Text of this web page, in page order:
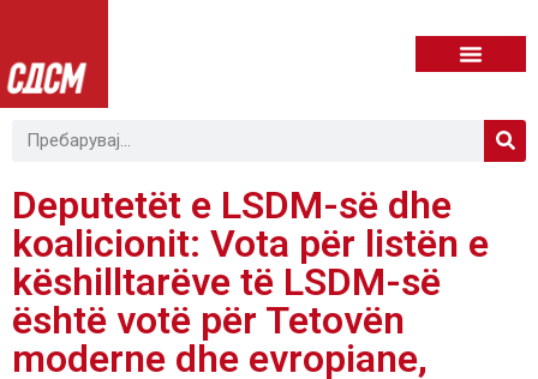
Deputetët e LSDM-së dhe
koalicionit: Vota për listën e
këshilltarëve të LSDM-së
është votë për Tetovën
moderne dhe evropiane,